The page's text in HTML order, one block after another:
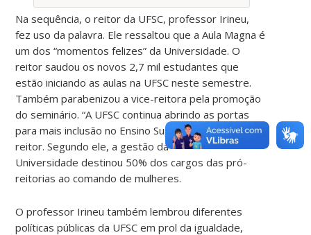
Na sequência, o reitor da UFSC, professor Irineu,
fez uso da palavra. Ele ressaltou que a Aula Magna é
um dos “momentos felizes” da Universidade. O
reitor saudou os novos 2,7 mil estudantes que
estão iniciando as aulas na UFSC neste semestre.
Também parabenizou a vice-reitora pela promoção
do seminário. “A UFSC continua abrindo as portas
para mais inclusão no Ensino Superior”, disse o
reitor. Segundo ele, a gestão da
Universidade destinou 50% dos cargos das pró-
reitorias ao comando de mulheres.
O professor Irineu também lembrou diferentes
políticas públicas da UFSC em prol da igualdade,